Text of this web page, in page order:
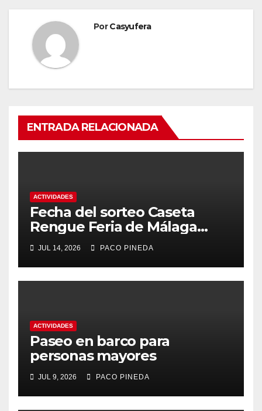
PorCasyufera
ENTRADA RELACIONADA
ACTIVIDADES
Fecha del sorteo Caseta
Rengue Feria de Málaga
2026
JUL 14, 2026 PACO PINEDA
ACTIVIDADES
Paseo en barco para
personas mayores
JUL 9, 2026 PACO PINEDA